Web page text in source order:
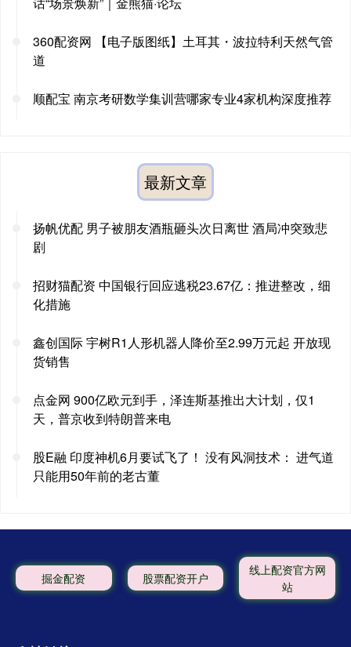
360配资网 【电子版图纸】土耳其・波拉特利天然气管
道
顺配宝 南京考研数学集训营哪家专业4家机构深度推荐
最新文章
扬帆优配 男子被朋友酒瓶砸头次日离世 酒局冲突致悲
剧
招财猫配资 中国银行回应逃税23.67亿：推进整改，细
化措施
鑫创国际 宇树R1人形机器人降价至2.99万元起 开放现
货销售
点金网 900亿欧元到手，泽连斯基推出大计划，仅1
天，普京收到特朗普来电
股E融 印度神机6月要试飞了！ 没有风洞技术： 进气道
只能用50年前的老古董
掘金配资 股票配资开户
线上配资官方网
站